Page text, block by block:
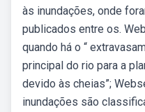
às inundações, onde
publicados entre os.
quando há o “
principal do rio para a
devido às cheias”;
inundações são